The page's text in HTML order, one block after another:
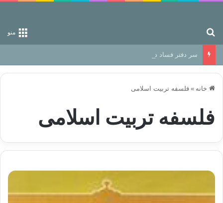
منو
سر دفتر فساد در زمین‌، دوری وکناره‌گیری از راه خداست‌!
خانه » فلسفه تربیت اسلامی
فلسفه تربیت اسلامی